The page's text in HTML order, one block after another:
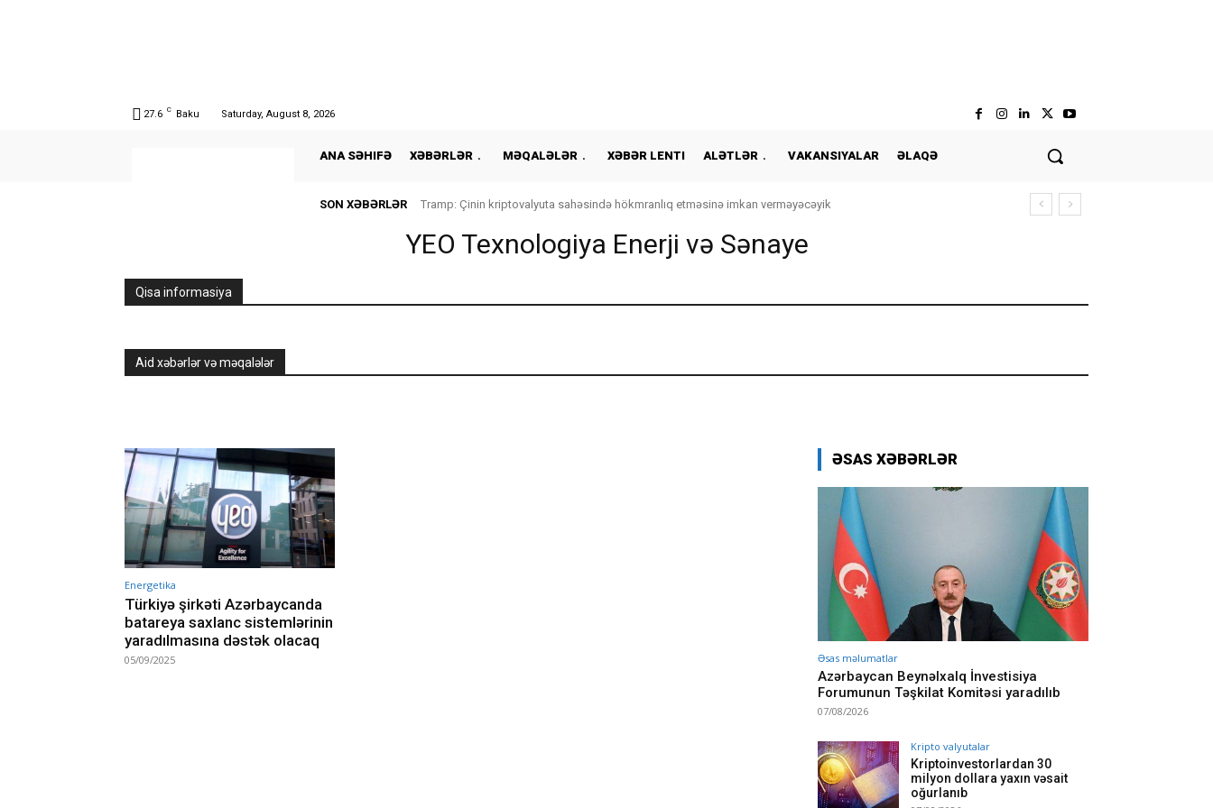
27.6 C Baku Saturday, August 8, 2026
ANA SƏHIFƏ XƏBƏRLƏR MƏQALƏLƏR XƏBƏR LENTI ALƏTLƏR VAKANSIYALAR ƏLAQƏ
SON XƏBƏRLƏR Tramp: Çinin kriptovalyuta sahəsində hökmranlıq etməsinə imkan verməyəcəyik
YEO Texnologiya Enerji və Sənaye
Qisa informasiya
Aid xəbərlər və məqalələr
Energetika
Türkiyə şirkəti Azərbaycanda
batareya saxlanc sistemlərinin
yaradılmasına dəstək olacaq
05/09/2025
ƏSAS XƏBƏRLƏR
Əsas məlumatlar
Azərbaycan Beynəlxalq İnvestisiya
Forumunun Təşkilat Komitəsi yaradılıb
07/08/2026
Kripto valyutalar
Kriptoinvestorlardan 30
milyon dollara yaxın vəsait
oğurlanıb